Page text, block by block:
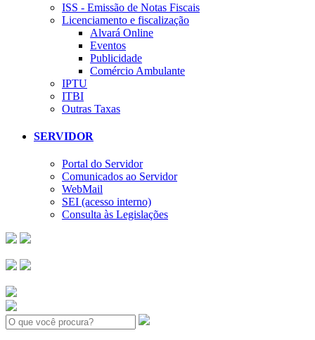
ISS - Emissão de Notas Fiscais
Licenciamento e fiscalização
Alvará Online
Eventos
Publicidade
Comércio Ambulante
IPTU
ITBI
Outras Taxas
SERVIDOR
Portal do Servidor
Comunicados ao Servidor
WebMail
SEI (acesso interno)
Consulta às Legislações
Search: